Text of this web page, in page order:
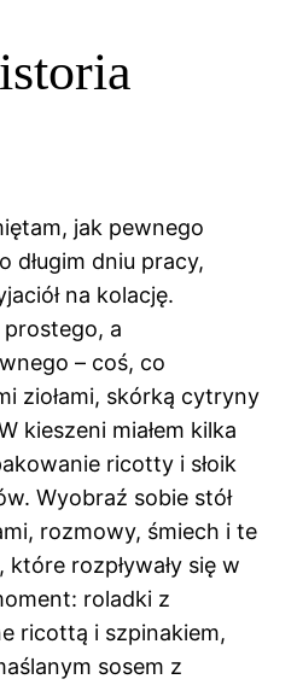
jak pewnego
długim dniu pracy,
na kolację.
prostego, a
– coś, co
ziołami, skórką cytryny
kieszeni miałem kilka
ricotty i słoik
Wyobraź sobie stół
rozmowy, śmiech i te
które rozpływały się w
roladki z
ricottą i szpinakiem,
sosem z